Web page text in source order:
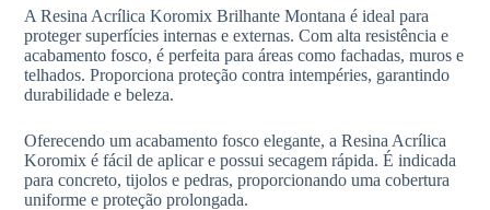
A Resina Acrílica Koromix Brilhante Montana é ideal para
proteger superfícies internas e externas. Com alta resistência e
acabamento fosco, é perfeita para áreas como fachadas, muros e
telhados. Proporciona proteção contra intempéries, garantindo
durabilidade e beleza.
Oferecendo um acabamento fosco elegante, a Resina Acrílica
Koromix é fácil de aplicar e possui secagem rápida. É indicada
para concreto, tijolos e pedras, proporcionando uma cobertura
uniforme e proteção prolongada.